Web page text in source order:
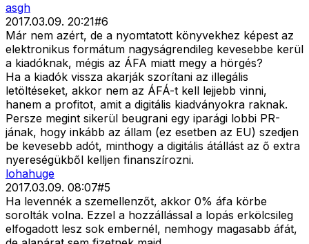
asgh
2017.03.09. 20:21#6
Már nem azért, de a nyomtatott könyvekhez képest az
elektronikus formátum nagyságrendileg kevesebbe kerül
a kiadóknak, mégis az ÁFA miatt megy a hörgés?
Ha a kiadók vissza akarják szorítani az illegális
letöltéseket, akkor nem az ÁFÁ-t kell lejjebb vinni,
hanem a profitot, amit a digitális kiadványokra raknak.
Persze megint sikerül beugrani egy iparági lobbi PR-
jának, hogy inkább az állam (ez esetben az EU) szedjen
be kevesebb adót, minthogy a digitális átállást az ő extra
nyereségükből kelljen finanszírozni.
lohahuge
2017.03.09. 08:07#5
Ha levennék a szemellenzőt, akkor 0% áfa körbe
sorolták volna. Ezzel a hozzállással a lopás erkölcsileg
elfogadott lesz sok embernél, nemhogy magasabb áfát,